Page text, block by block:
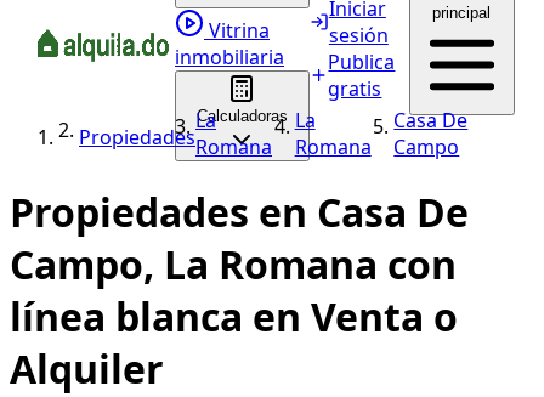
Vitrina
inmobiliaria
Calculadoras
Iniciar
sesión
Publica
gratis
principal
Propiedades
La
Romana
La
Romana
Casa De
Campo
Propiedades en Casa De
Campo, La Romana con
línea blanca en Venta o
Alquiler